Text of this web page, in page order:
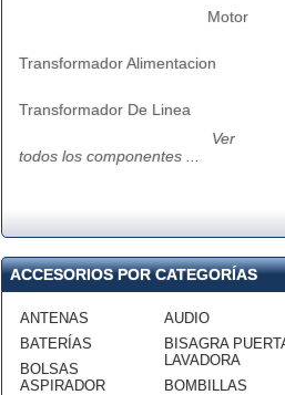
Motor
Transformador Alimentacion
Transformador De Linea
Ver
todos los componentes ...
ACCESORIOS POR CATEGORÍAS
ANTENAS
BATERÍAS
BOLSAS
ASPIRADOR
AUDIO
BISAGRA
LAVADORA
BOMBILLAS